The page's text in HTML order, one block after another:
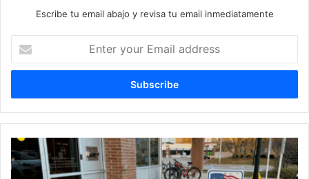
Escribe tu email abajo y revisa tu email inmediatamente
your
Email
¿Sabes
por
qué